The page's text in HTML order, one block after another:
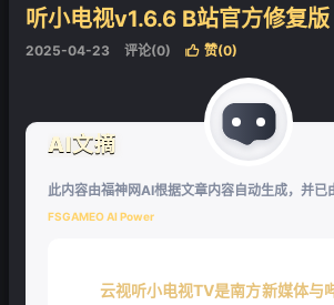
听小电视v1.6.6 B站官方修复版
2025-04-23 评论(0)  赞(0)
AI文摘
此内容由福神网AI根据文章内容自动生成，并已
FSGAMEO AI Power
云视听小电视TV是南方新媒体与